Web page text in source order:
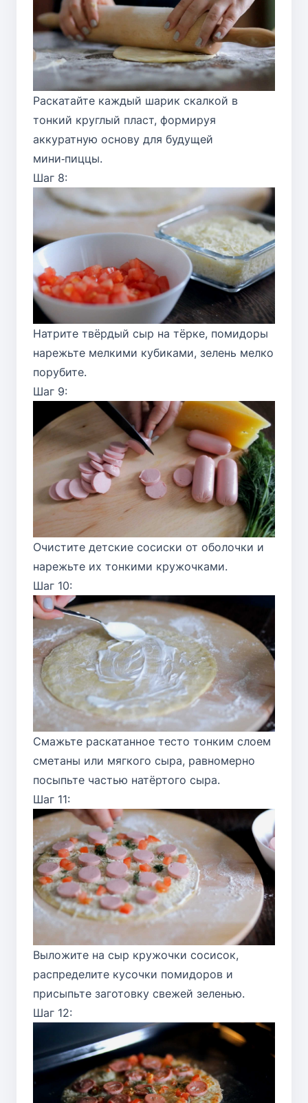
Раскатайте каждый шарик скалкой в
тонкий круглый пласт, формируя
аккуратную основу для будущей
мини‑пиццы.
Шаг 8:
Натрите твёрдый сыр на тёрке, помидоры
нарежьте мелкими кубиками, зелень мелко
порубите.
Шаг 9:
Очистите детские сосиски от оболочки и
нарежьте их тонкими кружочками.
Шаг 10:
Смажьте раскатанное тесто тонким слоем
сметаны или мягкого сыра, равномерно
посыпьте частью натёртого сыра.
Шаг 11:
Выложите на сыр кружочки сосисок,
распределите кусочки помидоров и
присыпьте заготовку свежей зеленью.
Шаг 12: